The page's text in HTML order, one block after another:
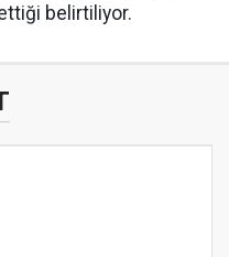
belirtiliyor.